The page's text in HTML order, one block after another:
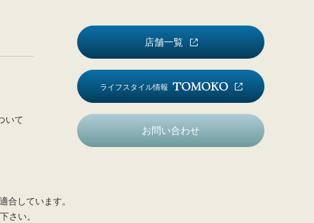
いて
店舗一覧
ライフスタイル情報
お問い合わせ
合しています。
さい。